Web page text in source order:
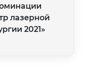
лазерной
2021»